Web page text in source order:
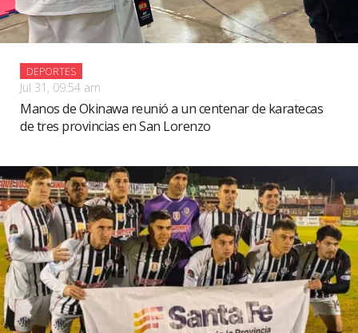
DEPORTES
Jul 31, 09:54 am
Manos de Okinawa reunió a un centenar de karatecas
de tres provincias en San Lorenzo